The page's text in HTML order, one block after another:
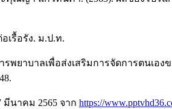
เรื้อรัง. ม.ป.ท.
ยาบาลเพื่อส่งเสริมการจัดการตนเอ
นาคม 2565 จาก https://